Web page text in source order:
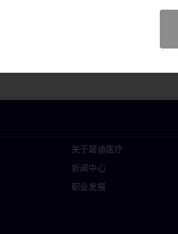
有症状的髂总动脉和/或髂外动脉
关于碧迪医疗
新闻中心
职业发展